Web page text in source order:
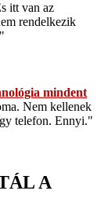
itt van az
rendelkezik
mindent
Nem kellenek
telefon. Ennyi."
A